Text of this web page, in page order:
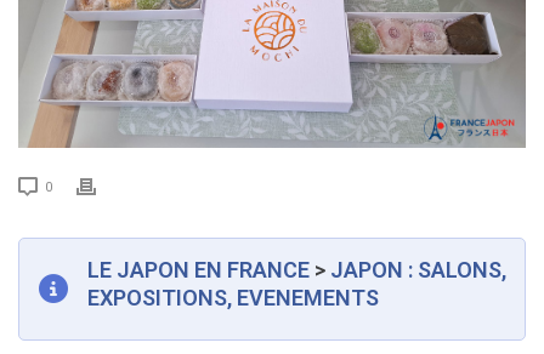
0
LE JAPON EN FRANCE > JAPON : SALONS,
EXPOSITIONS, EVENEMENTS